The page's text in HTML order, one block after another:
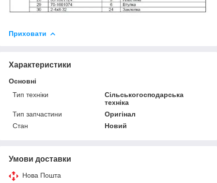
Приховати
Характеристики
Основні
Тип техніки
Сільськогосподарська
техніка
Тип запчастини
Оригінал
Стан
Новий
Умови доставки
Нова Пошта